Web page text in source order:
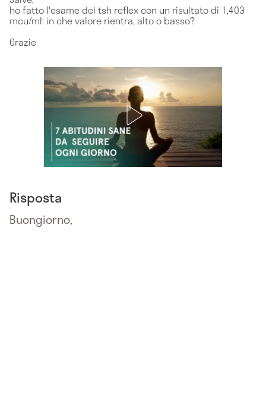
ho fatto l'esame del tsh reflex con un risultato di 1,403
mcu/ml: in che valore rientra, alto o basso?
Grazie
Risposta
Buongiorno,